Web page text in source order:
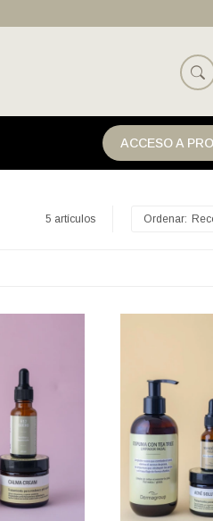
ACCESO A
5 artículos